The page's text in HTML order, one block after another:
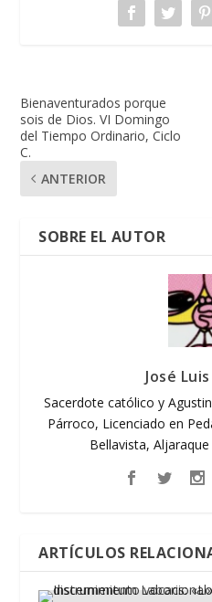
Bienaventurados porque
sois de Dios. VI Domingo
del Tiempo Ordinario, Ciclo
C.
ANTERIOR
SOBRE EL AUTOR
José
Sacerdote católico y
Párroco, Licenciado en
Bellavista, Aljaraque
ARTÍCULOS